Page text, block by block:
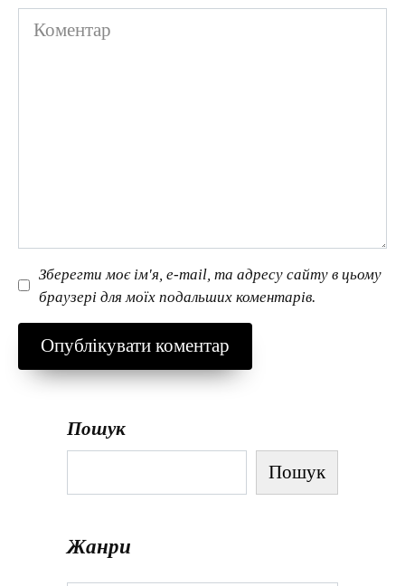
Коментар
Зберегти моє ім'я, e-mail, та адресу сайту в цьому
браузері для моїх подальших коментарів.
Пошук
Пошук
Жанри